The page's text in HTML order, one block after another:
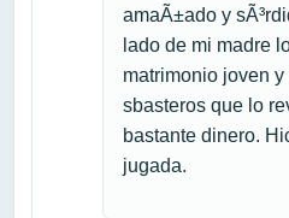
amaÃ±ado y
lado de mi madre
matrimonio joven
sbasteros que lo
bastante dinero.
jugada.